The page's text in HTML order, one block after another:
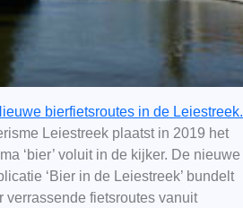
bierfietsroutes in de Leiestreek.
Leiestreek plaatst in 2019 het
‘bier’ voluit in de kijker. De nieuwe
‘Bier in de Leiestreek’ bundelt
verrassende fietsroutes vanuit